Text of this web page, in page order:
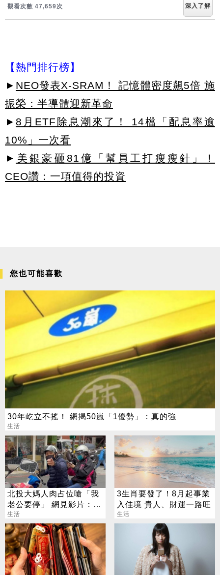
觀看次數 47,665次 深入了解
【熱門排行榜】
► NEO發表X-SRAM！ 記憶體密度飆5倍 施
振榮：半導體迎新革命
► 8月ETF除息潮來了！ 14檔「配息率逾
10%」一次看
► 美銀豪砸81億「幫員工打瘦瘦針」！
CEO讚：一項值得的投資
您也可能喜歡
30年屹立不搖！ 網揭50嵐「1優勢」：真的強
生活
北投大媽人肉占位嗆「我
老公要停」 網見影片：難
怪是夫妻
生活
3生肖要發了！8月起事業
入佳境 貴人、財運一路旺
生活